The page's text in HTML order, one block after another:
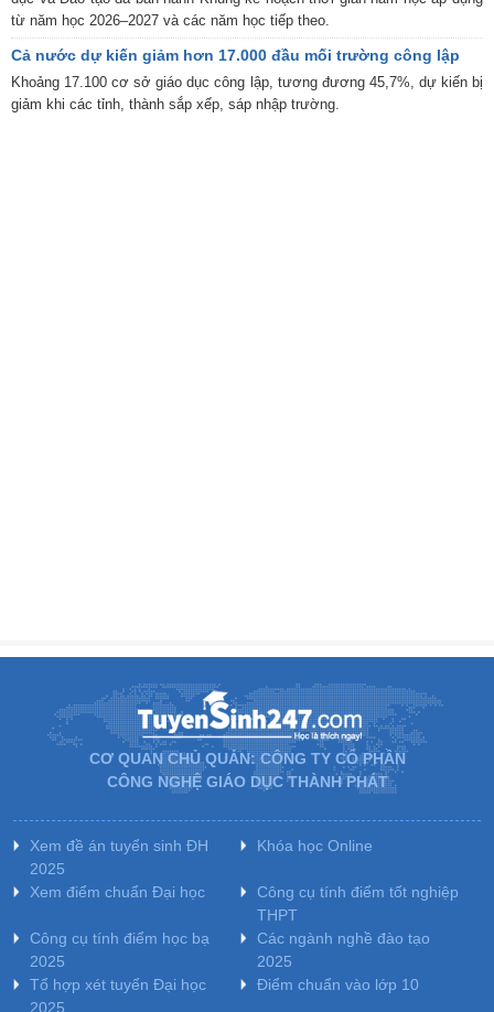
từ năm học 2026–2027 và các năm học tiếp theo.
Cả nước dự kiến giảm hơn 17.000 đầu mối trường công lập
Khoảng 17.100 cơ sở giáo dục công lập, tương đương 45,7%, dự kiến bị
giảm khi các tỉnh, thành sắp xếp, sáp nhập trường.
CƠ QUAN CHỦ QUẢN: CÔNG TY CỔ PHẦN
CÔNG NGHỆ GIÁO DỤC THÀNH PHÁT
Xem đề án tuyển sinh ĐH
2025
Khóa học Online
Xem điểm chuẩn Đại học
Công cụ tính điểm tốt nghiệp
THPT
Công cụ tính điểm học bạ
2025
Các ngành nghề đào tạo
2025
Tổ hợp xét tuyển Đại học
2025
Điểm chuẩn vào lớp 10